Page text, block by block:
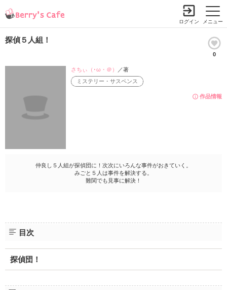
メニュー
ログイン
探偵５人組！
0
作品情報
ミステリー・サスペンス
さちぃ（･ω・＠） ／著
仲良し５人組が探偵団に！次次にいろんな事件がおきていく。
みごと５人は事件を解決する。
難関でも見事に解決！
目次
探偵団！